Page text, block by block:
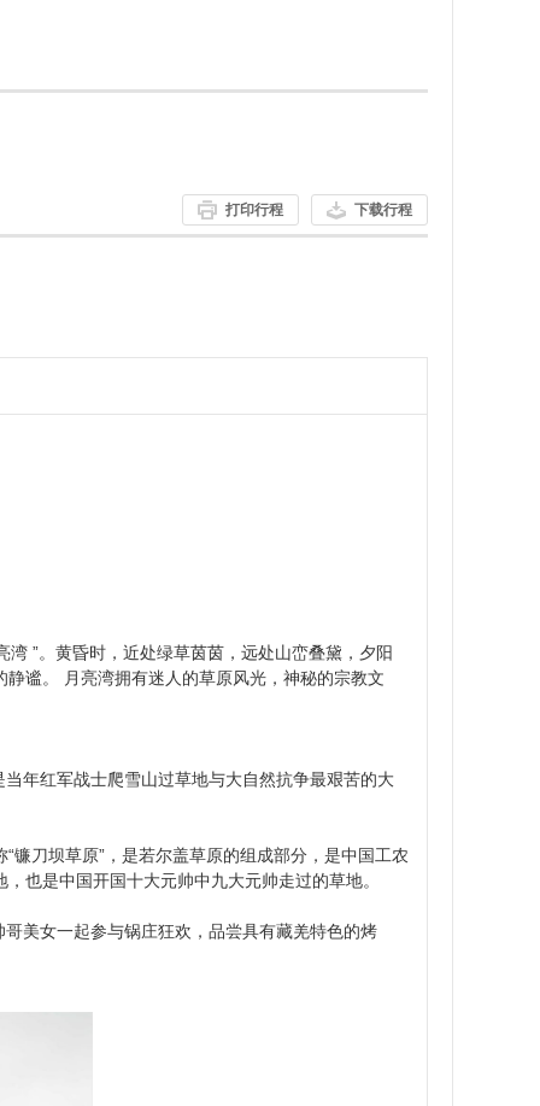
打印行程 下载行程
”。黄昏时，近处绿草茵茵，远处山峦叠黛，夕阳
谧。 月亮湾拥有迷人的草原风光，神秘的宗教文
年红军战士爬雪山过草地与大自然抗争最艰苦的大
刀坝草原”，是若尔盖草原的组成部分，是中国工农
也是中国开国十大元帅中九大元帅走过的草地。
美女一起参与锅庄狂欢，品尝具有藏羌特色的烤